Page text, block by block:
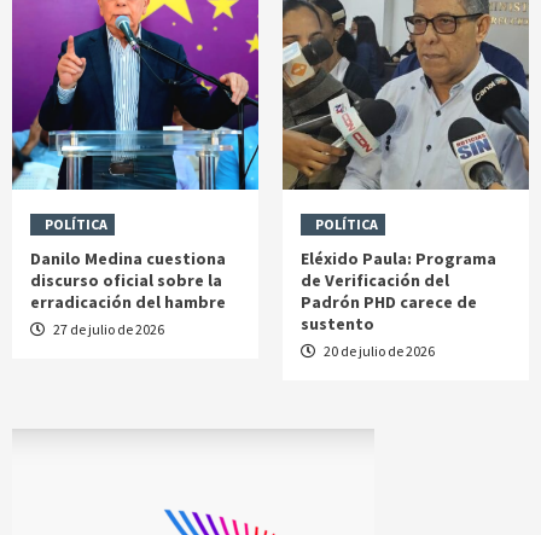
POLÍTICA
Danilo Medina cuestiona
discurso oficial sobre la
erradicación del hambre
27 de julio de 2026
POLÍTICA
Eléxido Paula: Programa
de Verificación del
Padrón PHD carece de
sustento
20 de julio de 2026